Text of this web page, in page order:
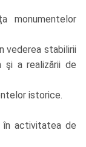
monumentelor
vederea stabilirii
şi a realizării de
istorice.
în activitatea de